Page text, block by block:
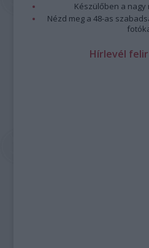
Készülőben a
Nézd meg a 48-as
Hírlevél